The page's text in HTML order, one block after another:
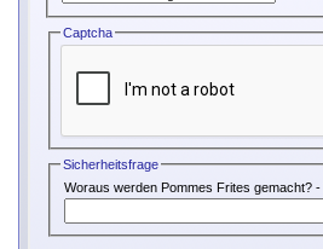
Captcha
Sicherheitsfrage
Woraus werden Pommes Frites gemacht?